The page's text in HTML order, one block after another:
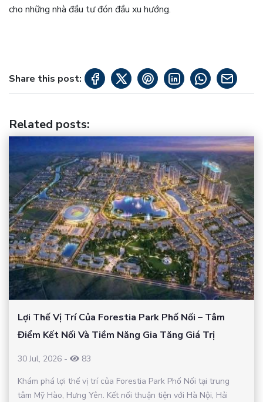
cho những nhà đầu tư đón đầu xu hướng.
Share this post:
Related posts:
Lợi Thế Vị Trí Của Forestia Park Phố Nối – Tâm
Điểm Kết Nối Và Tiềm Năng Gia Tăng Giá Trị
30 Jul, 2026 -
83
Khám phá lợi thế vị trí của Forestia Park Phố Nối tại trung
tâm Mỹ Hào, Hưng Yên. Kết nối thuận tiện với Hà Nội, Hải